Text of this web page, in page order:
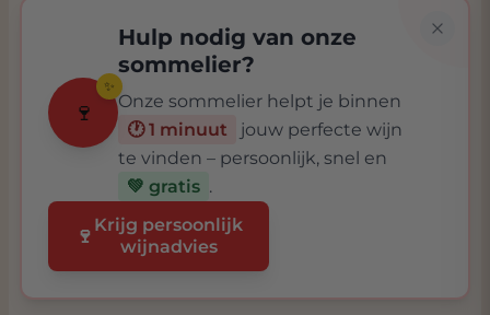
🍷
✨
Hulp nodig van onze
sommelier?
Onze sommelier helpt je binnen
🕐 1 minuut
jouw perfecte wijn
te vinden – persoonlijk, snel en
💚 gratis .
🍷 Krijg persoonlijk
wijnadvies